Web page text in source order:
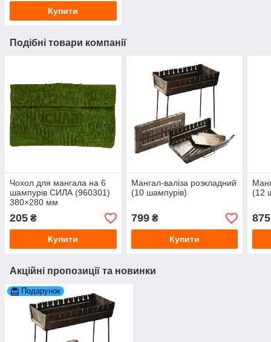
Купити
Подібні товари компанії
Чохол для мангала на 6
шампурів СИЛА (960301)
380×280 мм
205 ₴
Купити
Мангал-валіза розкладний
(10 шампурів)
799₴
Купити
(12
875
Акційні пропозиції та новинки
Подарунок